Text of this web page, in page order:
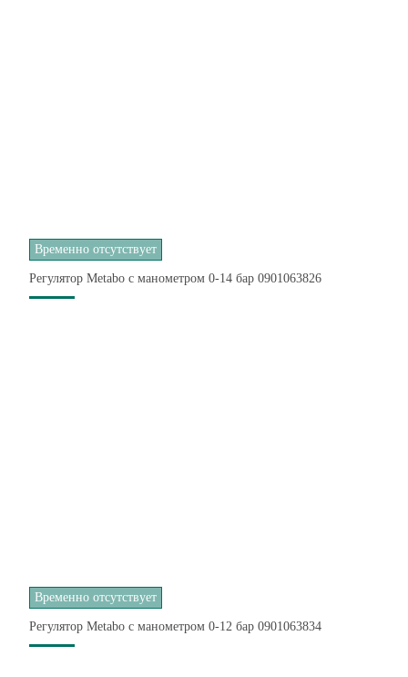
Временно отсутствует
Регулятор Metabo с манометром 0-14 бар 0901063826
Временно отсутствует
Регулятор Metabo с манометром 0-12 бар 0901063834